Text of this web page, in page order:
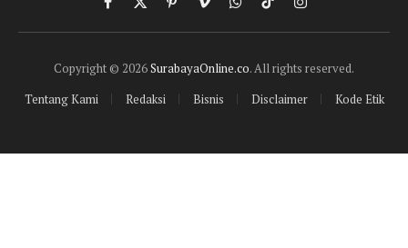
Facebook
X
(Twitter)
PinterestVimeoWhatsApp
TikTokInstagram
Copyright © 2026SurabayaOnline.co. All rights reserved.
Tentang Kami
Redaksi Bisnis Disclaimer Kode Etik